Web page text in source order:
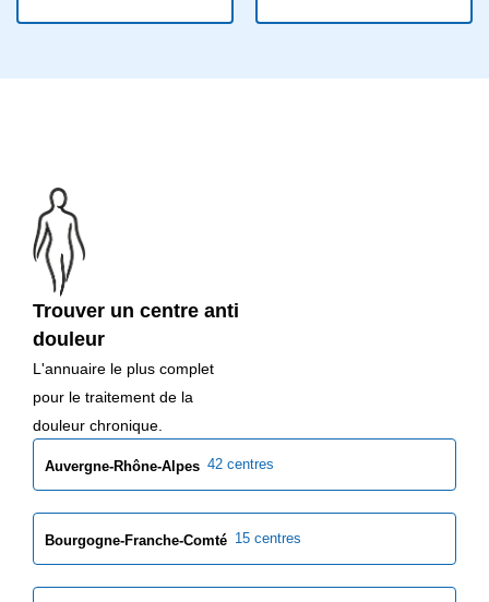
Trouver un centre anti
douleur
L'annuaire le plus complet
pour le traitement de la
douleur chronique.
Auvergne-Rhône-Alpes 42 centres
Bourgogne-Franche-Comté 15 centres